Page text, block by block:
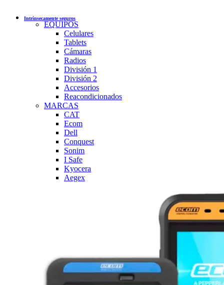
Intrínsecamente seguros
EQUIPOS
Celulares
Tablets
Cámaras
Radios
División 1
División 2
Accesorios
Reacondicionados
MARCAS
CAT
Ecom
Dell
Conquest
Sonim
I Safe
Kyocera
Aegex